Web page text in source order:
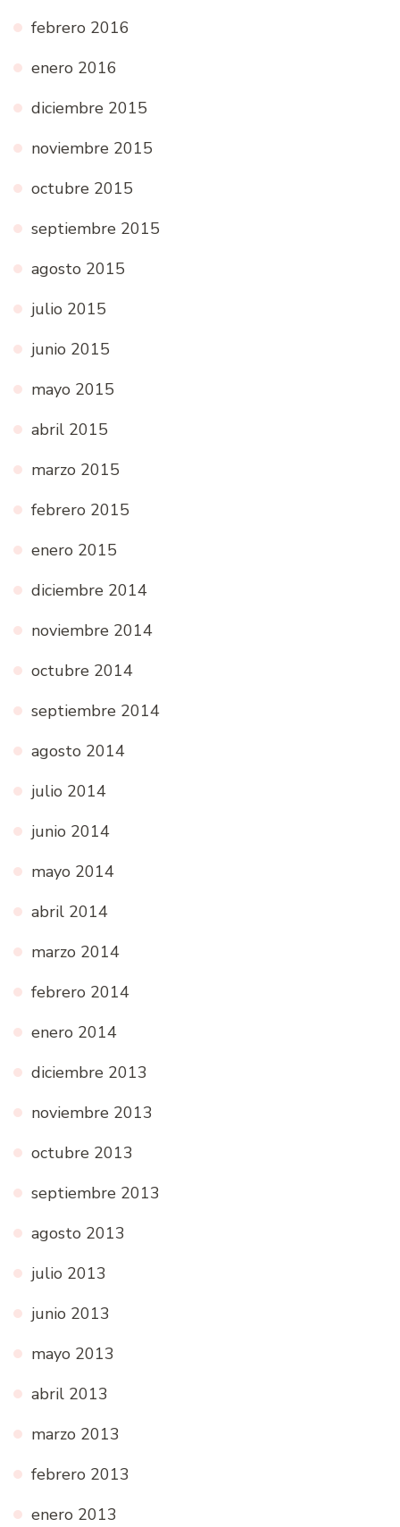
febrero 2016
enero 2016
diciembre 2015
noviembre 2015
octubre 2015
septiembre 2015
agosto 2015
julio 2015
junio 2015
mayo 2015
abril 2015
marzo 2015
febrero 2015
enero 2015
diciembre 2014
noviembre 2014
octubre 2014
septiembre 2014
agosto 2014
julio 2014
junio 2014
mayo 2014
abril 2014
marzo 2014
febrero 2014
enero 2014
diciembre 2013
noviembre 2013
octubre 2013
septiembre 2013
agosto 2013
julio 2013
junio 2013
mayo 2013
abril 2013
marzo 2013
febrero 2013
enero 2013